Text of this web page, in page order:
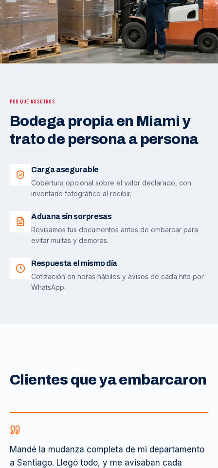
POR QUÉ NOSOTROS
Bodega propia en Miami y
trato de persona a persona
Carga asegurable
Cobertura opcional sobre el valor declarado, con
inventario fotográfico al recibir.
Aduana sin sorpresas
Revisamos tus documentos antes de embarcar para
evitar multas y demoras.
Respuesta el mismo día
Cotización en horas hábiles y avisos de cada hito por
WhatsApp.
Clientes que ya embarcaron
Mandé la mudanza completa de mi departamento
a Santiago. Llegó todo, y me avisaban cada